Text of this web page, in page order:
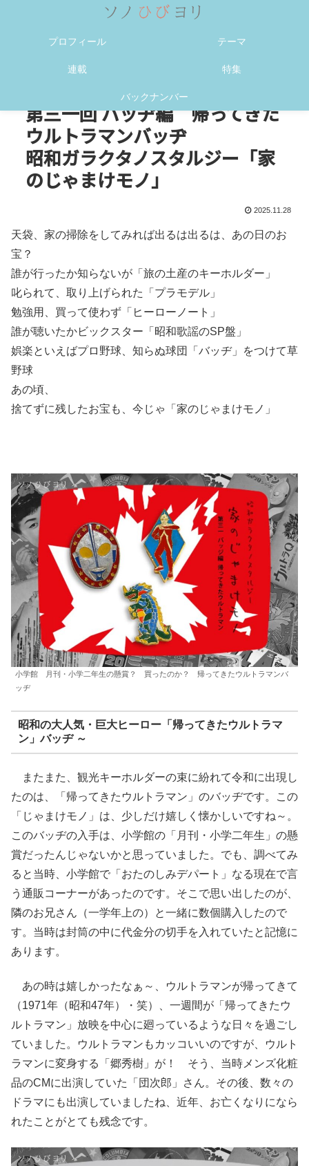
プロフィール テーマ
連載 特集
バックナンバー
第三一回 バッヂ編 帰ってきた
ウルトラマンバッヂ
昭和ガラクタノスタルジー「家
のじゃまけモノ」
2025.11.28
天袋、家の掃除をしてみれば出るは出るは、あの日のお
宝？
誰が行ったか知らないが「旅の土産のキーホルダー」
叱られて、取り上げられた「プラモデル」
勉強用、買って使わず「ヒーローノート」
誰が聴いたかビックスター「昭和歌謡のSP盤」
娯楽といえばプロ野球、知らぬ球団「バッヂ」をつけて草
野球
あの頃、
捨てずに残したお宝も、今じゃ「家のじゃまけモノ」
小学館 月刊・小学二年生の懸賞？ 買ったのか？ 帰ってきたウルトラマンバ
ッヂ
昭和の大人気・巨大ヒーロー「帰ってきたウルトラマ
ン」バッヂ ～
またまた、観光キーホルダーの束に紛れて令和に出現し
たのは、「帰ってきたウルトラマン」のバッヂです。この
「じゃまけモノ」は、少しだけ嬉しく懐かしいですね～。
このバッヂの入手は、小学館の「月刊・小学二年生」の懸
賞だったんじゃないかと思っていました。でも、調べてみ
ると当時、小学館で「おたのしみデパート」なる現在で言
う通販コーナーがあったのです。そこで思い出したのが、
隣のお兄さん（一学年上の）と一緒に数個購入したので
す。当時は封筒の中に代金分の切手を入れていたと記憶に
あります。
あの時は嬉しかったなぁ～、ウルトラマンが帰ってきて
（1971年（昭和47年）・笑）、一週間が「帰ってきたウ
ルトラマン」放映を中心に廻っているような日々を過ごし
ていました。ウルトラマンもカッコいいのですが、ウルト
ラマンに変身する「郷秀樹」が！ そう、当時メンズ化粧
品のCMに出演していた「団次郎」さん。その後、数々の
ドラマにも出演していましたね、近年、お亡くなりになら
れたことがとても残念です。